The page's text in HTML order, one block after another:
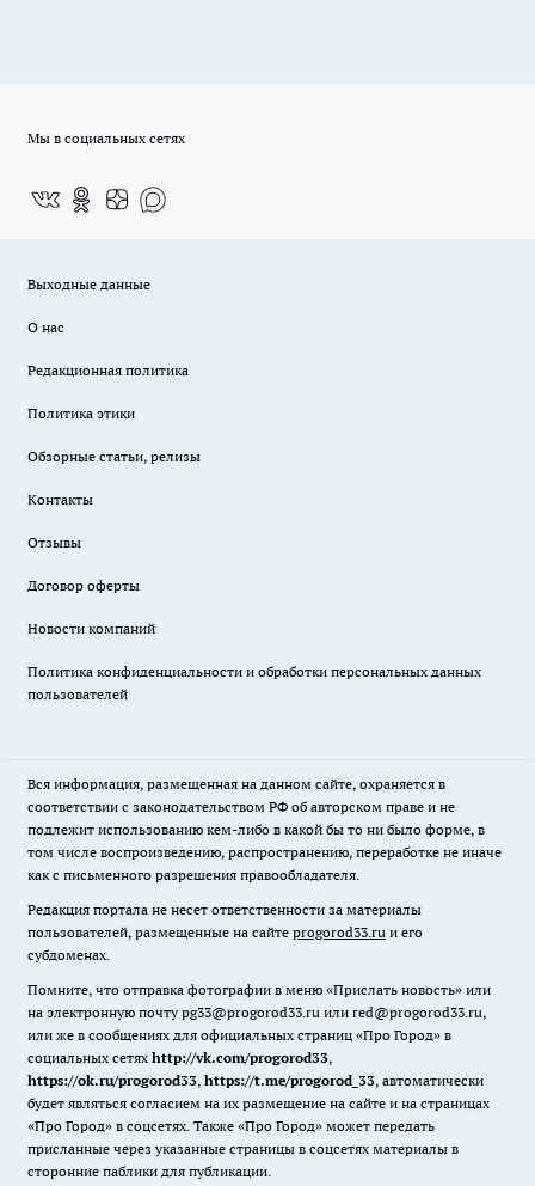
Мы в социальных сетях
Выходные данные
О нас
Редакционная политика
Политика этики
Обзорные статьи, релизы
Контакты
Отзывы
Договор оферты
Новости компаний
Политика конфиденциальности и обработки персональных данных
пользователей
Вся информация, размещенная на данном сайте, охраняется в
соответствии с законодательством РФ об авторском праве и не
подлежит использованию кем-либо в какой бы то ни было форме, в
том числе воспроизведению, распространению, переработке не иначе
как с письменного разрешения правообладателя.
Редакция портала не несет ответственности за материалы
пользователей, размещенные на сайте progorod33.ru и его
субдоменах.
Помните, что отправка фотографии в меню «Прислать новость» или
на электронную почту pg33@progorod33.ru или red@progorod33.ru,
или же в сообщениях для официальных страниц «Про Город» в
социальных сетях http://vk.com/progorod33,
https://ok.ru/progorod33, https://t.me/progorod_33, автоматически
будет являться согласием на их размещение на сайте и на страницах
«Про Город» в соцсетях. Также «Про Город» может передать
присланные через указанные страницы в соцсетях материалы в
сторонние паблики для публикации.